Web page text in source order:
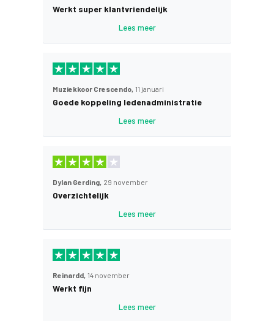
Werkt super klantvriendelijk
Lees meer
Muziekkoor Crescendo, 11 januari
Goede koppeling ledenadministratie
Lees meer
Dylan Gerding, 29 november
Overzichtelijk
Lees meer
Reinardd, 14 november
Werkt fijn
Lees meer